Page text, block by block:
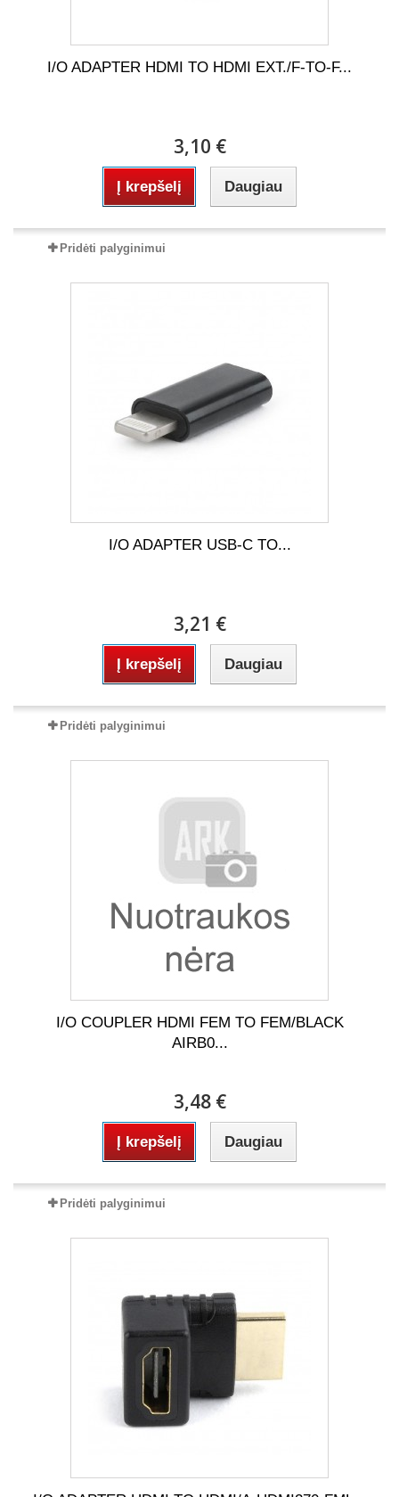
I/O ADAPTER HDMI TO HDMI EXT./F-TO-F...
3,10 €
Į krepšelį Daugiau
Pridėti palyginimui
I/O ADAPTER USB-C TO...
3,21 €
Į krepšelį Daugiau
Pridėti palyginimui
I/O COUPLER HDMI FEM TO FEM/BLACK
AIRB0...
3,48 €
Į krepšelį Daugiau
Pridėti palyginimui